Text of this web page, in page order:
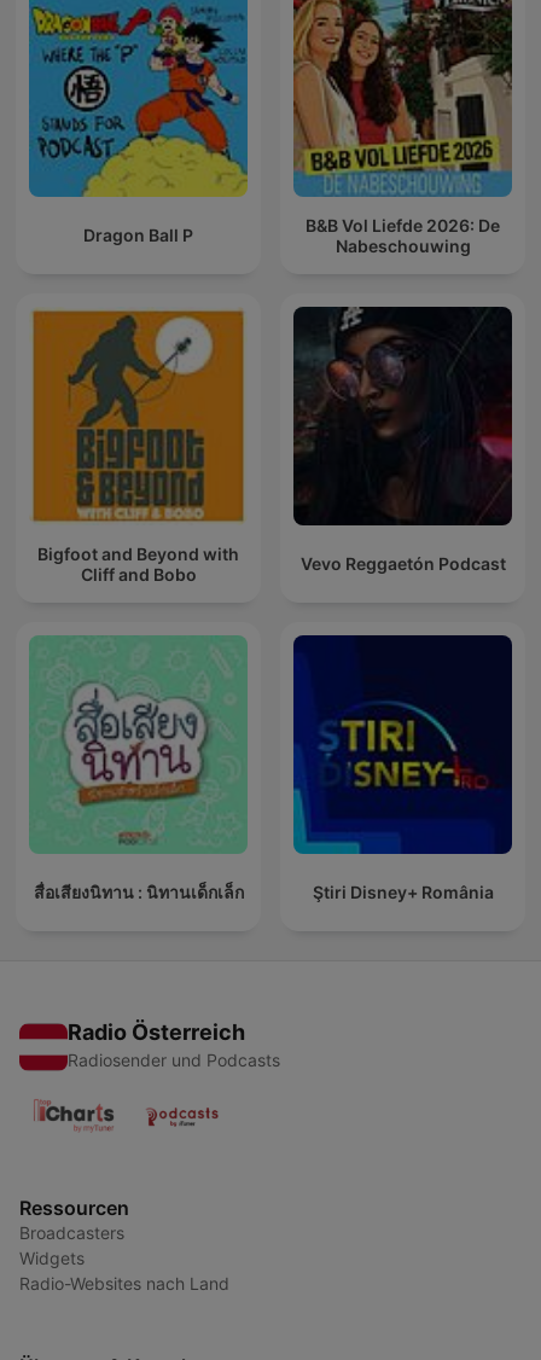
Dragon Ball P
B&B Vol Liefde 2026: De
Nabeschouwing
Bigfoot and Beyond with
Cliff and Bobo
Vevo Reggaetón Podcast
สื่อเสียงนิทาน : นิทานเด็กเล็ก Ştiri Disney+ România
Radio Österreich
Radiosender und Podcasts
Ressourcen
Broadcasters
Widgets
Radio-Websites nach Land